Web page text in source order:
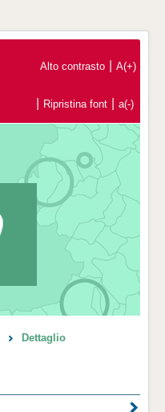
Alto contrasto A(+)
Ripristina font a(-)
Dettaglio